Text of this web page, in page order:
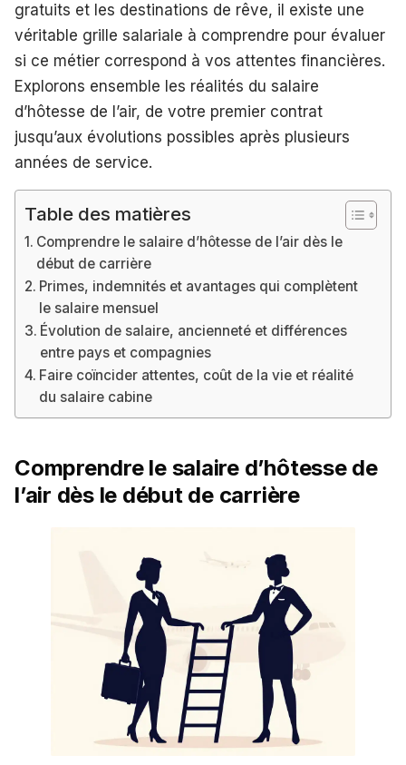
gratuits et les destinations de rêve, il existe une
véritable grille salariale à comprendre pour évaluer
si ce métier correspond à vos attentes financières.
Explorons ensemble les réalités du salaire
d’hôtesse de l’air, de votre premier contrat
jusqu’aux évolutions possibles après plusieurs
années de service.
Table des matières
Comprendre le salaire d’hôtesse de l’air dès le
début de carrière
Primes, indemnités et avantages qui complètent
le salaire mensuel
Évolution de salaire, ancienneté et différences
entre pays et compagnies
Faire coïncider attentes, coût de la vie et réalité
du salaire cabine
Comprendre le salaire d’hôtesse de
l’air dès le début de carrière